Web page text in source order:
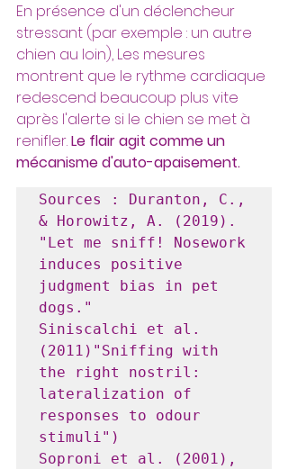
En présence d'un déclencheur
stressant (par exemple : un autre
chien au loin), Les mesures
montrent que le rythme cardiaque
redescend beaucoup plus vite
après l'alerte si le chien se met à
renifler. Le flair agit comme un
mécanisme d'auto-apaisement.
Sources : Duranton, C.,
& Horowitz, A. (2019).
"Let me sniff! Nosework
induces positive
judgment bias in pet
dogs."
Siniscalchi et al.
(2011)"Sniffing with
the right nostril:
lateralization of
responses to odour
stimuli")
Soproni et al. (2001),